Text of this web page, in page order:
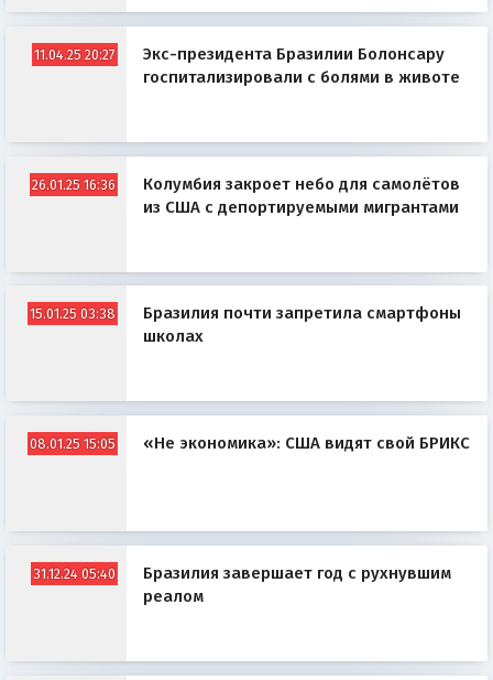
11.04.25 20:27
Экс-президента Бразилии Болонсару
госпитализировали с болями в животе
26.01.25 16:36
Колумбия закроет небо для самолётов
из США с депортируемыми мигрантами
15.01.25 03:38
Бразилия почти запретила смартфоны
школах
08.01.25 15:05 «Не экономика»: США видят свой БРИКС
31.12.24 05:40
Бразилия завершает год с рухнувшим
реалом